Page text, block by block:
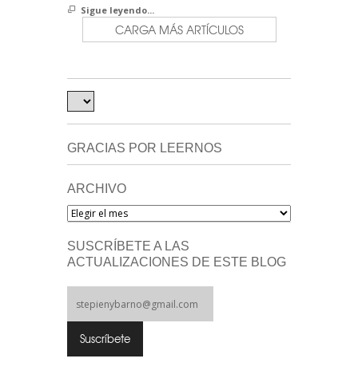
Sigue leyendo...
CARGA MÁS ARTÍCULOS
GRACIAS POR LEERNOS
ARCHIVO
Archivo
SUSCRÍBETE A LAS
ACTUALIZACIONES DE ESTE BLOG